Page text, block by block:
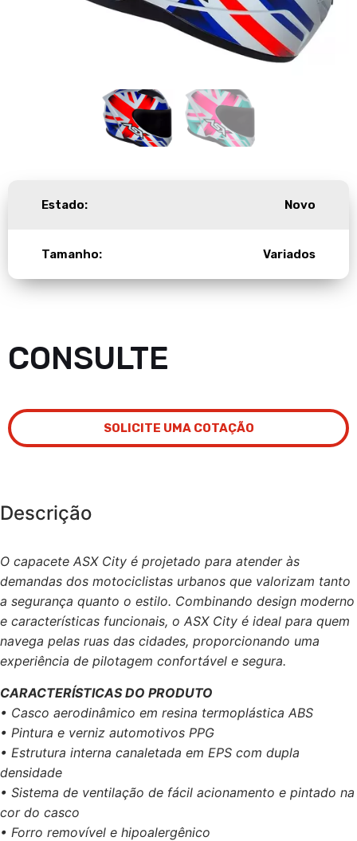
Estado: Novo
Tamanho: Variados
CONSULTE
SOLICITE UMA COTAÇÃO
Descrição
O capacete ASX City é projetado para atender às
demandas dos motociclistas urbanos que valorizam tanto
a segurança quanto o estilo. Combinando design moderno
e características funcionais, o ASX City é ideal para quem
navega pelas ruas das cidades, proporcionando uma
experiência de pilotagem confortável e segura.
CARACTERÍSTICAS DO PRODUTO
• Casco aerodinâmico em resina termoplástica ABS
• Pintura e verniz automotivos PPG
• Estrutura interna canaletada em EPS com dupla
densidade
• Sistema de ventilação de fácil acionamento e pintado na
cor do casco
• Forro removível e hipoalergênico